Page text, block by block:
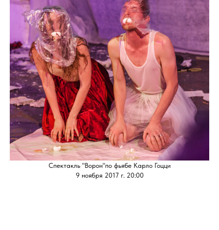
Спектакль "Ворон"по фьябе Карло Гоцци
9 ноября 2017 г. 20:00